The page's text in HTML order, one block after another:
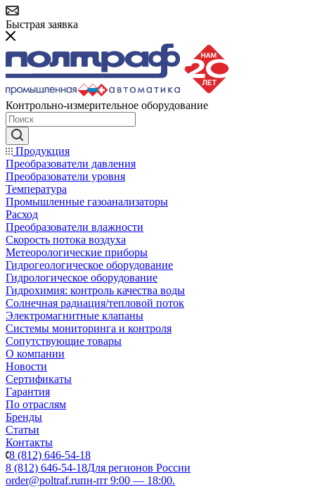
Быстрая заявка
Контрольно-измерительное оборудование
Продукция
Преобразователи давления
Преобразователи уровня
Температура
Промышленные газоанализаторы
Расход
Преобразователи влажности
Скорость потока воздуха
Метеорологические приборы
Гидрогеологическое оборудование
Гидрологическое оборудование
Гидрохимия: контроль качества воды
Солнечная радиация/тепловой поток
Электромагнитные клапаны
Системы мониторинга и контроля
Сопутствующие товары
О компании
Новости
Сертификаты
Гарантия
По отраслям
Бренды
Статьи
Контакты
8 (812) 646-54-18
8 (812) 646-54-18Для регионов России
order@poltraf.ruпн-пт 9:00 — 18:00.